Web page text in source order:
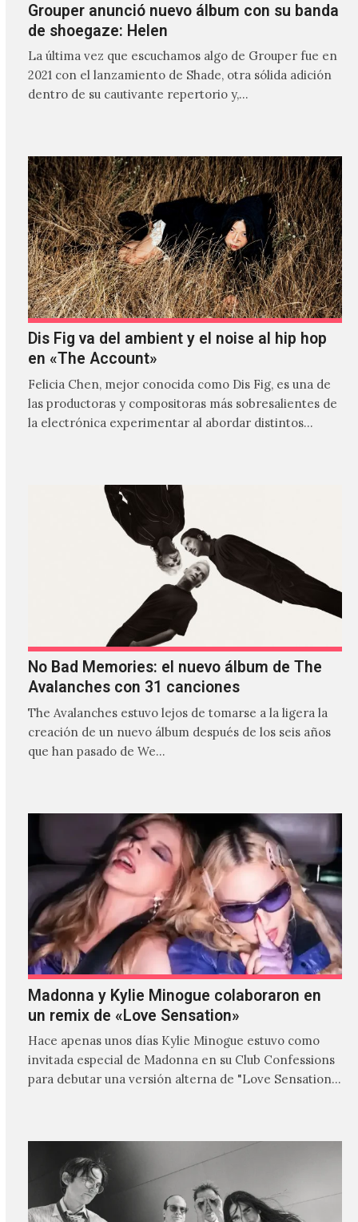
Grouper anunció nuevo álbum con su banda
de shoegaze: Helen
La última vez que escuchamos algo de Grouper fue en
2021 con el lanzamiento de Shade, otra sólida adición
dentro de su cautivante repertorio y,…
Dis Fig va del ambient y el noise al hip hop
en «The Account»
Felicia Chen, mejor conocida como Dis Fig, es una de
las productoras y compositoras más sobresalientes de
la electrónica experimentar al abordar distintos
No Bad Memories: el nuevo álbum de The
Avalanches con 31 canciones
The Avalanches estuvo lejos de tomarse a la ligera la
creación de un nuevo álbum después de los seis años
que han pasado de We…
Madonna y Kylie Minogue colaboraron en
un remix de «Love Sensation»
Hace apenas unos días Kylie Minogue estuvo como
invitada especial de Madonna en su Club Confessions
para debutar una versión alterna de "Love Sensation",